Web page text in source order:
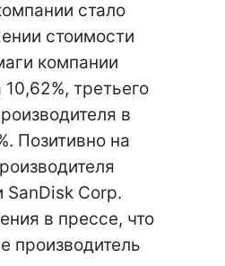
стало
стоимости
компании
третьего
в
Позитивно на
Corp.
в прессе, что
производитель